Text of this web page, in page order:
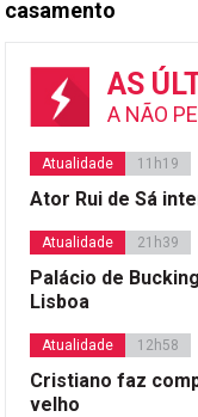
casamento
AS
A NÃO
Atualidade 11h19
Ator Rui de Sá
Atualidade 21h39
Palácio de
Lisboa
Atualidade 12h58
Cristiano faz
velho